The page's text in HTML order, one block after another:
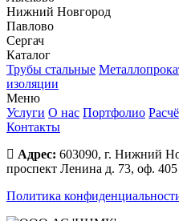
Нижний Новгород
Павлово
Сергач
Каталог
Трубы стальные
изоляции
Меню
Услуги О нас Портфолио
Контакты
Адрес: 603090, г. Нижний
проспект Ленина д. 73, оф. 405
Политика